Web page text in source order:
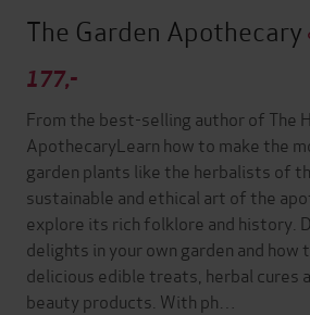
The Garden Apothecary
177,-
From the best-selling author of The
ApothecaryLearn how to make the
garden plants like the herbalists of
sustainable and ethical art of the
explore its rich folklore and history.
delights in your own garden and how
delicious edible treats, herbal cures
beauty products. With ph…